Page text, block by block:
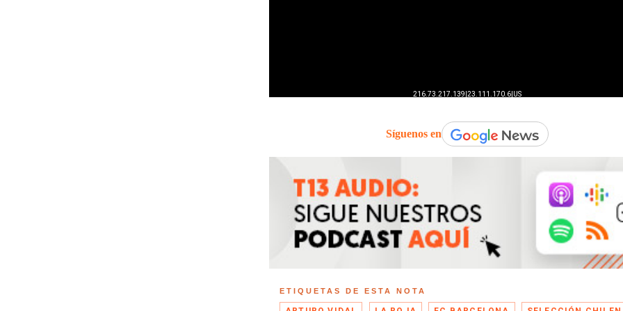
Síguenos en
ETIQUETAS DE ESTA NOTA